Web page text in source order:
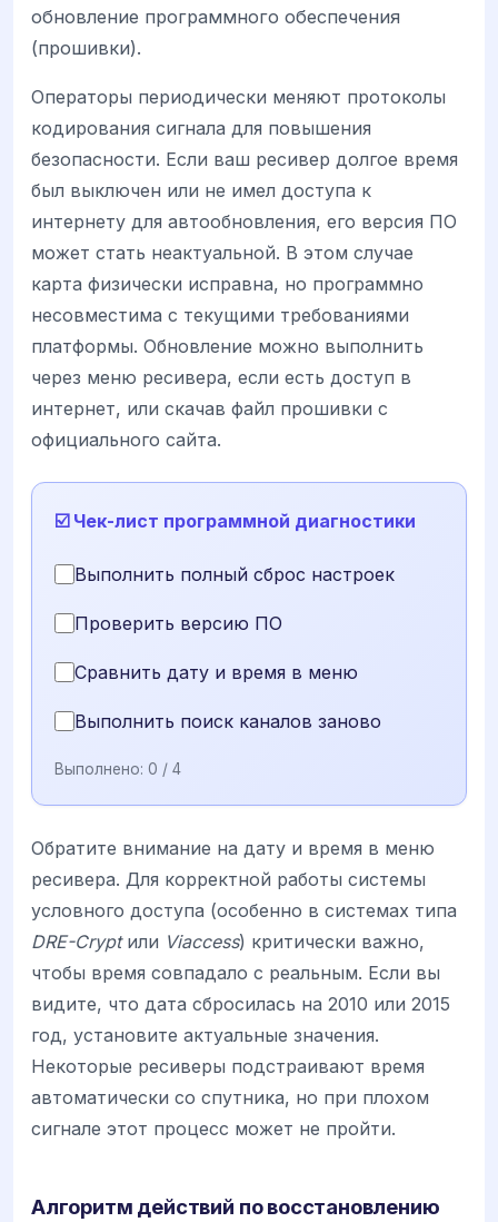
обновление программного обеспечения
(прошивки).
Операторы периодически меняют протоколы
кодирования сигнала для повышения
безопасности. Если ваш ресивер долгое время
был выключен или не имел доступа к
интернету для автообновления, его версия ПО
может стать неактуальной. В этом случае
карта физически исправна, но программно
несовместима с текущими требованиями
платформы. Обновление можно выполнить
через меню ресивера, если есть доступ в
интернет, или скачав файл прошивки с
официального сайта.
☑️ Чек-лист программной диагностики
Выполнить полный сброс настроек
Проверить версию ПО
Сравнить дату и время в меню
Выполнить поиск каналов заново
Выполнено: 0 / 4
Обратите внимание на дату и время в меню
ресивера. Для корректной работы системы
условного доступа (особенно в системах типа
DRE-Cryptили Viaccess) критически важно,
чтобы время совпадало с реальным. Если вы
видите, что дата сбросилась на 2010 или 2015
год, установите актуальные значения.
Некоторые ресиверы подстраивают время
автоматически со спутника, но при плохом
сигнале этот процесс может не пройти.
Алгоритм действий по восстановлению